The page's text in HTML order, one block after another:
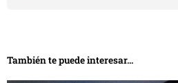
También te puede interesar...